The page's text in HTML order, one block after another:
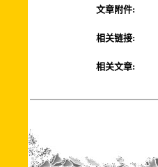
文章附件:
相关链接:
相关文章: